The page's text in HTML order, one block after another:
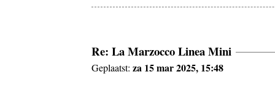
Re: La Marzocco Linea Mini
Geplaatst:za 15 mar 2025, 15:48